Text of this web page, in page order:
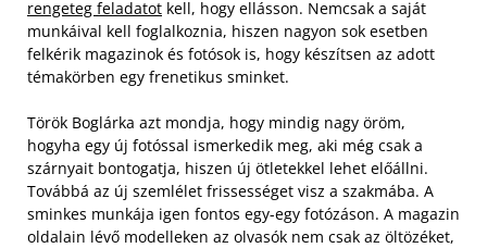
rengeteg feladatot kell, hogy ellásson. Nemcsak a saját
munkáival kell foglalkoznia, hiszen nagyon sok esetben
felkérik magazinok és fotósok is, hogy készítsen az adott
témakörben egy frenetikus sminket.
Török Boglárka azt mondja, hogy mindig nagy öröm,
hogyha egy új fotóssal ismerkedik meg, aki még csak a
szárnyait bontogatja, hiszen új ötletekkel lehet előállni.
Továbbá az új szemlélet frissességet visz a szakmába. A
sminkes munkája igen fontos egy-egy fotózáson. A magazin
oldalain lévő modelleken az olvasók nem csak az öltözéket,